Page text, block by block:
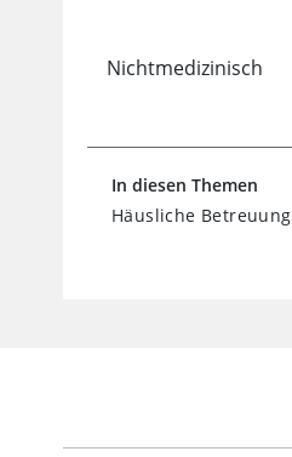
Nichtmedizinisch
In diesen Themen
Häusliche